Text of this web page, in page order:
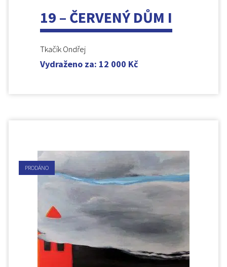
19 – ČERVENÝ DŮM I
Tkačík Ondřej
Vydraženo za: 12 000 Kč
PRODÁNO